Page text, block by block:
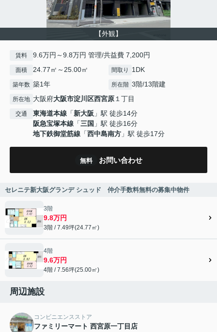
【外観】
賃料 9.6万円～9.8万円 管理/共益費 7,200円
面積 24.77㎡～25.00㎡ 間取り 1DK
築年数 築1年 所在階 3階/13階建
所在地 大阪府大阪市淀川区西宮原 １丁目
交通 東海道本線 「新大阪 」駅 徒歩14分
阪急宝塚本線 「三国 」駅 徒歩16分
地下鉄御堂筋線 「西中島南方 」駅 徒歩17分
無料 お問い合わせ
セレニテ新大阪グランデ シュッド 仲介手数料無料の募集中物件
3階
9.8万円
3階 / 7.49坪(24.77㎡)
4階
9.6万円
4階 / 7.56坪(25.00㎡)
周辺施設
コンビニエンスストア
ファミリーマート 西宮原一丁目店